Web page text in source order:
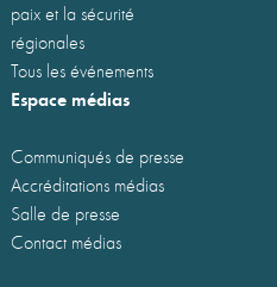
paix et la sécurité
régionales
Tous les événements
Espace médias
Communiqués de presse
Accréditations médias
Salle de presse
Contact médias